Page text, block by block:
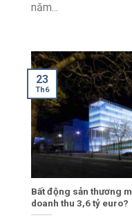
năm...
Bất động sản thương
doanh thu 3,6 tỷ euro?
23
Th6